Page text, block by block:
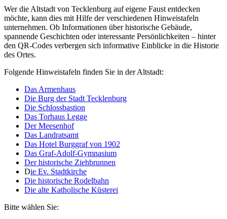
Wer die Altstadt von Tecklenburg auf eigene Faust entdecken
möchte, kann dies mit Hilfe der verschiedenen Hinweistafeln
unternehmen. Ob Informationen über historische Gebäude,
spannende Geschichten oder interessante Persönlichkeiten – hinter
den QR-Codes verbergen sich informative Einblicke in die Historie
des Ortes.
Folgende Hinweistafeln finden Sie in der Altstadt:
Das Armenhaus
Die Burg der Stadt Tecklenburg
Die Schlossbastion
Das Torhaus Legge
Der Meesenhof
Das Landratsamt
Das Hotel Burggraf von 1902
Das Graf-Adolf-Gymnasium
Der historische Ziehbrunnen
Die Ev. Stadtkirche
Die historische Rodelbahn
Die alte Katholische Küsterei
Bitte wählen Sie: